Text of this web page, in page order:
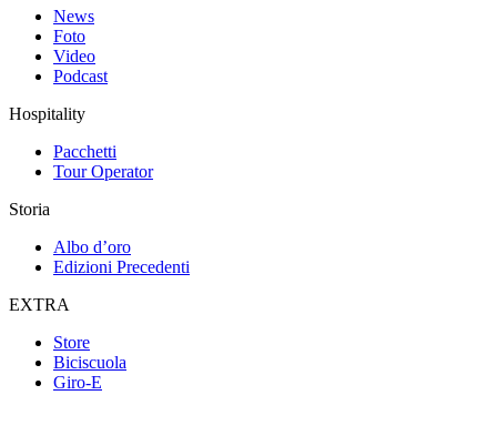
News
Foto
Video
Podcast
Hospitality
Pacchetti
Tour Operator
Storia
Albo d’oro
Edizioni Precedenti
EXTRA
Store
Biciscuola
Giro-E